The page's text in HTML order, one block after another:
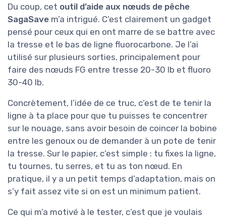
Du coup, cet outil d’aide aux nœuds de pêche
SagaSave m’a intrigué. C’est clairement un gadget
pensé pour ceux qui en ont marre de se battre avec
la tresse et le bas de ligne fluorocarbone. Je l’ai
utilisé sur plusieurs sorties, principalement pour
faire des nœuds FG entre tresse 20-30 lb et fluoro
30-40 lb.
Concrètement, l’idée de ce truc, c’est de te tenir la
ligne à ta place pour que tu puisses te concentrer
sur le nouage, sans avoir besoin de coincer la bobine
entre les genoux ou de demander à un pote de tenir
la tresse. Sur le papier, c’est simple : tu fixes la ligne,
tu tournes, tu serres, et tu as ton nœud. En
pratique, il y a un petit temps d’adaptation, mais on
s’y fait assez vite si on est un minimum patient.
Ce qui m’a motivé à le tester, c’est que je voulais